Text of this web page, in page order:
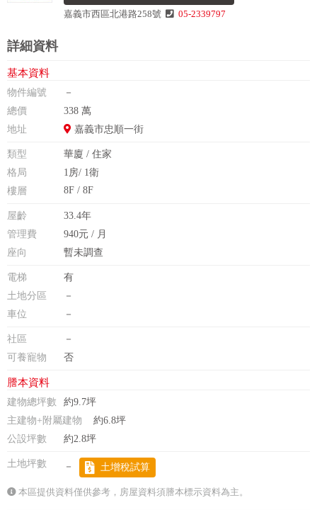
嘉義市西區北港路258號
05-2339797
詳細資料
基本資料
物件編號
－
總價
338 萬
地址
嘉義市忠順一街
類型
華廈 / 住家
格局
1房/ 1衛
樓層
8F / 8F
屋齡
33.4年
管理費
940元 / 月
座向
暫未調查
電梯
有
土地分區
－
車位
－
社區
－
可養寵物
否
謄本資料
建物總坪數
約9.7坪
主建物+附屬建物
約6.8坪
公設坪數
約2.8坪
土地坪數 － 土增稅試算
本區提供資料僅供參考，房屋資料須謄本標示資料為主。